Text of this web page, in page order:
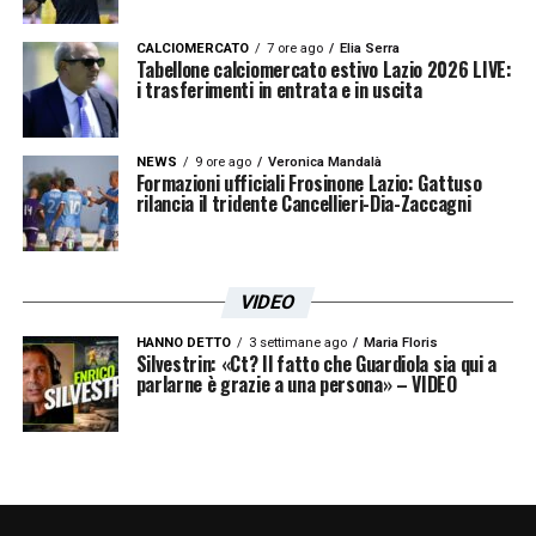
Luka Stojkovic
Asp, laLaziosta valutando l’ipotesi di
allargare il discorso con laDinamo Zagabria
e costruire un doppio affare. Si tratta però di
una soluzione complicata, soprattutto dal
punto di vista economico.
renderebbe l’operazione più ambiziosa, ma
anche più onerosa. Per questo la dirigenza
biancoceleste dovrà capire se esistono le
condizioni per portare avanti entrambe le
CALCIOMERCATO 7 ore ago Elia Serra
Tabellone calciomercato estivo Lazio 2026 LIVE:
i trasferimenti in entrata e in uscita
NEWS 9 ore ago Veronica Mandalà
Formazioni ufficiali Frosinone Lazio: Gattuso
rilancia il tridente Cancellieri-Dia-Zaccagni
VIDEO
HANNO DETTO 3 settimane ago Maria Floris
Silvestrin: «Ct? Il fatto che Guardiola sia qui a
parlarne è grazie a una persona» – VIDEO